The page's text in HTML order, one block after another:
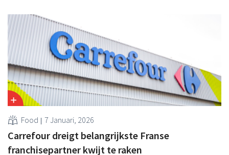
Food 7 Januari, 2026
Carrefour dreigt belangrijkste Franse
franchisepartner kwijt te raken